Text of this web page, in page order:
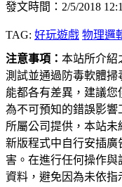
發文時間：2/5/2018
TAG: 好玩遊戲 物理邏
注意事項： 本站所介紹
測試並通過防毒軟體
能都各有差異，建議您
為不可預知的錯誤影
所屬公司提供，本站
新版程式中自行安插
害。在進行任何操作
資料，避免因為未依